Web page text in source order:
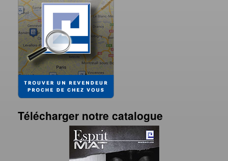
Télécharger notre catalogue